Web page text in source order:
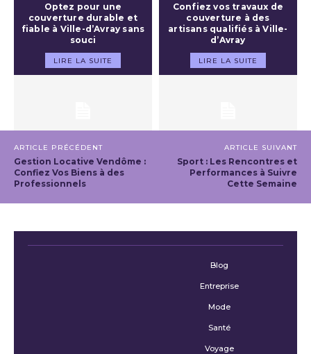
Optez pour une
couverture durable et
fiable à Ville-d’Avray sans
souci
LIRE LA SUITE
Confiez vos travaux de
couverture à des
artisans qualifiés à Ville-
d’Avray
LIRE LA SUITE
ARTICLE PRÉCÉDENT
Gestion Locative Vendôme :
Confiez Vos Biens à des
Professionnels
ARTICLE SUIVANT
Sport : Les Rencontres et
Performances à Suivre
Cette Semaine
Blog
Entreprise
Mode
Santé
Voyage